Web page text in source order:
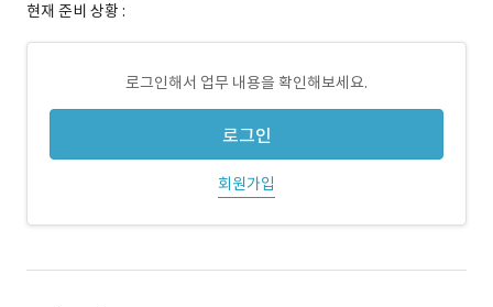
현재 준비 상황 :
로그인해서 업무 내용을 확인해보세요.
로그인
회원가입